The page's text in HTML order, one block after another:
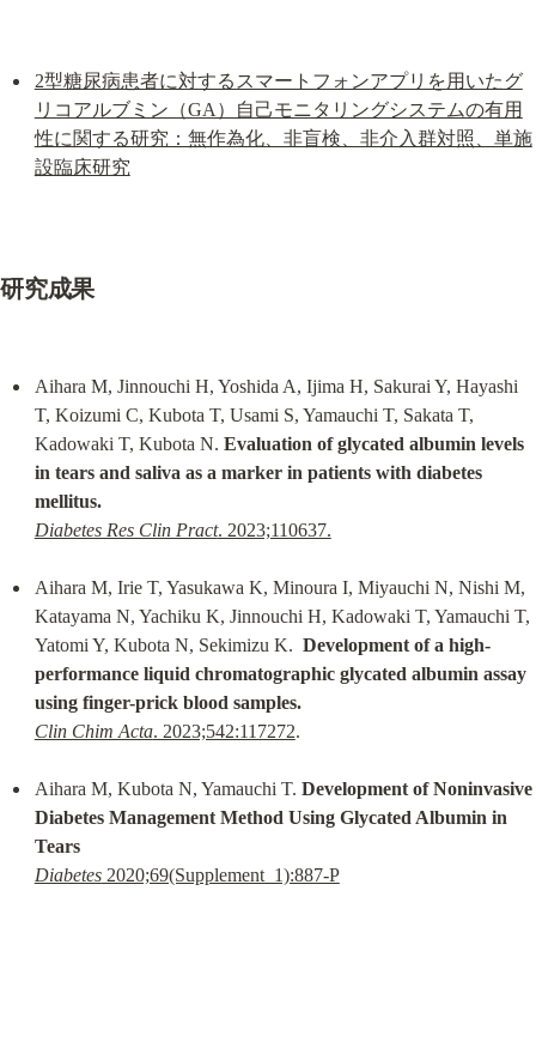
2型糖尿病患者に対するスマートフォンアプリを用いたグ
リコアルブミン（GA）自己モニタリングシステムの有用
性に関する研究：無作為化、非盲検、非介入群対照、単施
設臨床研究
研究成果
Aihara M, Jinnouchi H, Yoshida A, Ijima H, Sakurai Y, Hayashi
T, Koizumi C, Kubota T, Usami S, Yamauchi T, Sakata T,
Kadowaki T, Kubota N. Evaluation of glycated albumin levels
in tears and saliva as a marker in patients with diabetes
mellitus.
Diabetes Res Clin Pract. 2023;110637.
Aihara M, Irie T, Yasukawa K, Minoura I, Miyauchi N, Nishi M,
Katayama N, Yachiku K, Jinnouchi H, Kadowaki T, Yamauchi T,
Yatomi Y, Kubota N, Sekimizu K. Development of a high-
performance liquid chromatographic glycated albumin assay
using finger-prick blood samples.
Clin Chim Acta. 2023;542:117272.
Aihara M, Kubota N, Yamauchi T. Development of Noninvasive
Diabetes Management Method Using Glycated Albumin in
Tears
Diabetes 2020;69(Supplement_1):887-P